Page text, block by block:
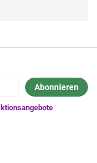
Abonnieren